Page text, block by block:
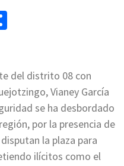
del distrito 08 con
Vianey García
se ha desbordado
por la presencia de
la plaza para
ilícitos como el